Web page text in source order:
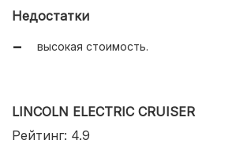
Недостатки
высокая стоимость.
LINCOLN ELECTRIC CRUISER
Рейтинг: 4.9